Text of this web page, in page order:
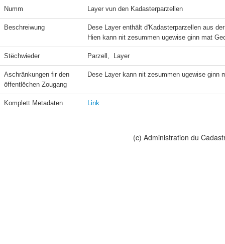
Numm Layer vun den Kadasterparzellen
Beschreiwung
Dese Layer enthält d'Kadasterparzellen aus
Hien kann nit zesummen ugewise ginn mat
Stëchwieder Parzell,  Layer
Aschränkungen fir den
öffentlëchen Zougang
Dese Layer kann nit zesummen ugewise ginn
Komplett Metadaten Link
(c) Administration du